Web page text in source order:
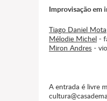
Improvisação em
Tiago Daniel Mota
Mélodie Michel -
Miron Andres -
A entrada é livre